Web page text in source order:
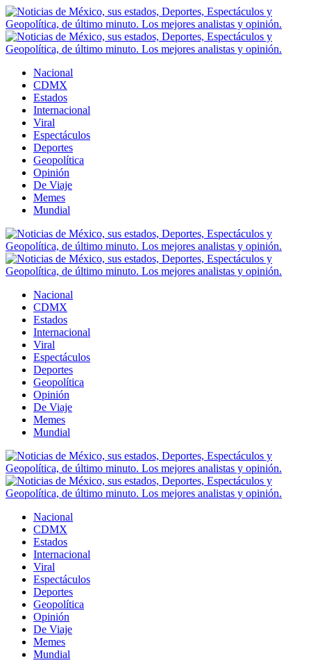
Nacional
CDMX
Estados
Internacional
Viral
Espectáculos
Deportes
Geopolítica
Opinión
De Viaje
Memes
Mundial
Nacional
CDMX
Estados
Internacional
Viral
Espectáculos
Deportes
Geopolítica
Opinión
De Viaje
Memes
Mundial
Nacional
CDMX
Estados
Internacional
Viral
Espectáculos
Deportes
Geopolítica
Opinión
De Viaje
Memes
Mundial